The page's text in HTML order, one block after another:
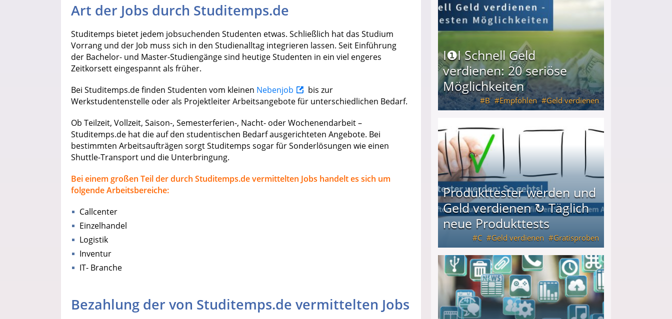
Art der Jobs durch Studitemps.de
Studitemps bietet jedem jobsuchenden Studenten etwas. Schließlich hat das Studium
Vorrang und der Job muss sich in den Studienalltag integrieren lassen. Seit Einführung
der Bachelor- und Master-Studiengänge sind heutige Studenten in ein viel engeres
Zeitkorsett eingespannt als früher.
Bei Studitemps.de finden Studenten vom kleinen Nebenjob
bis zur
Werkstudentenstelle oder als Projektleiter Arbeitsangebote für unterschiedlichen Bedarf.
Ob Teilzeit, Vollzeit, Saison-, Semesterferien-, Nacht- oder Wochenendarbeit –
Studitemps.de hat die auf den studentischen Bedarf ausgerichteten Angebote. Bei
bestimmten Arbeitsaufträgen sorgt Studitemps sogar für Sonderlösungen wie einen
Shuttle-Transport und die Unterbringung.
Bei einem großen Teil der durch Studitemps.de vermittelten Jobs handelt es sich um
folgende Arbeitsbereiche:
Callcenter
Einzelhandel
Logistik
Inventur
IT- Branche
Bezahlung der von Studitemps.de vermittelten Jobs
I❶I Schnell Geld
verdienen: 20 seriöse
Möglichkeiten
B Empfohlen Geld verdienen
I❶I Schnell Geld verdienen: 20 seriöse Möglichkeiten
Produkttester werden und
Geld verdienen ↻ Täglich
neue Produkttests
C Geld verdienen Gratisproben
Produkttester werden und Geld verdienen ↻ Täglich neue Produkttests